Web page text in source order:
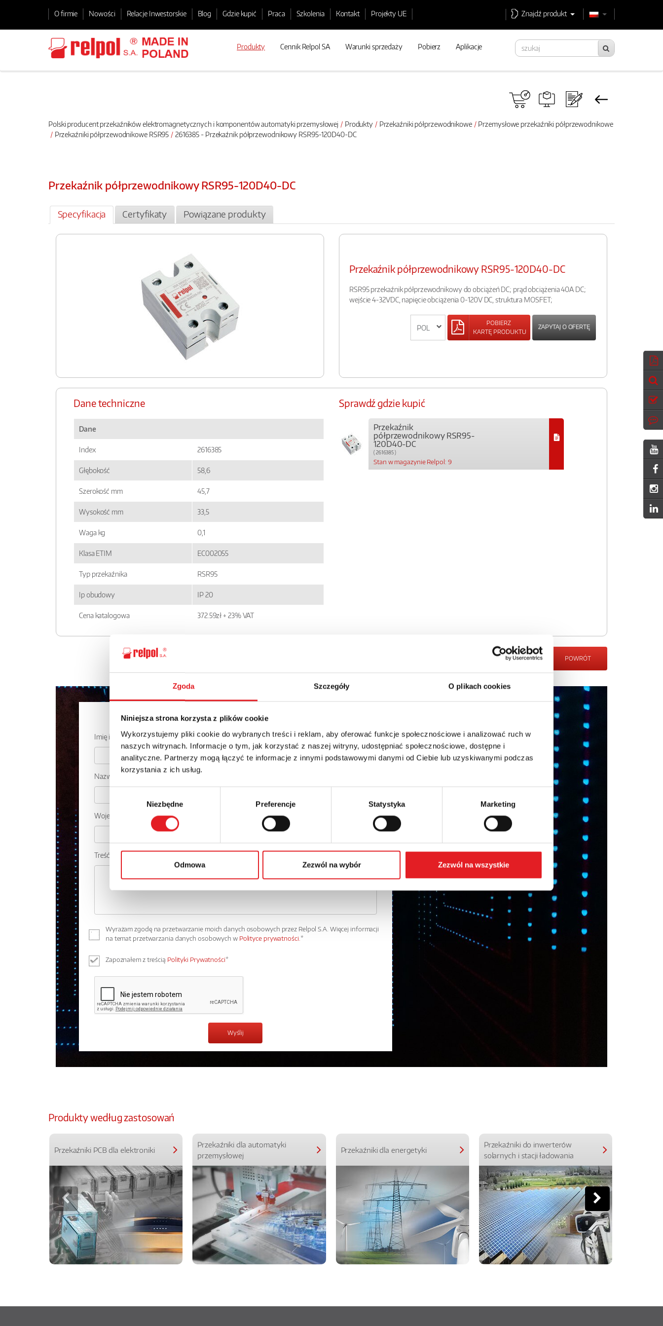
Zgoda Szczegóły O plikach cookies
Niniejsza strona korzysta z plików cookie
Wykorzystujemy pliki cookie do wybranych treści i reklam, aby oferować funkcje społecznościowe i analizować ruch w
naszych witrynach. Informacje o tym, jak korzystać z naszej witryny, udostępniać społecznościowe, dostępne i
analityczne. Partnerzy mogą łączyć te informacje z innymi podstawowymi danymi od Ciebie lub uzyskiwanymi podczas
korzystania z ich usług.
zgody
Niezbędne Preferencje Statystyka Marketing
Odmowa Zezwól na wybór Zezwól na wszystkie
O firmie Nowości Relacje Inwestorskie Blog Gdzie kupić Praca Szkolenia Kontakt Projekty UE Znajdź produkt
Produkty Cennik Relpol SA Warunki sprzedaży Pobierz Aplikacje
Polski producent przekaźników elektromagnetycznych i komponentów automatyki przemysłowej Produkty Przekaźniki półprzewodnikowe
Przemysłowe przekaźniki półprzewodnikowe
Przekaźniki półprzewodnikowe RSR95
2616385 - Przekaźnik półprzewodnikowy RSR95-120D40-DC
Przekaźnik półprzewodnikowy RSR95-120D40-DC
Specyfikacja Certyfikaty Powiązane produkty
Przekaźnik półprzewodnikowy RSR95-120D40-DC
RSR95 przekaźnik półprzewodnikowy do obciążeń DC; prąd obciążenia 40A DC;
wejście 4-32VDC, napięcie obciążenia 0-120V DC, struktura MOSFET;
POBIERZ
KARTĘ PRODUKTU
ZAPYTAJ O OFERTĘ
Dane techniczne
Dane
Index 2616385
Głębokość 58,6
Szerokość mm 45,7
Wysokość mm 33,5
Waga kg 0,1
Klasa ETIM EC002055
Typ przekaźnika RSR95
Ip obudowy IP 20
Cena katalogowa 372.59zł + 23% VAT
Sprawdź gdzie kupić
Przekaźnik
półprzewodnikowy RSR95-
120D40-DC
( 2616385 )
Stan w magazynie Relpol: 9
POWRÓT
Zapytaj o szczegóły oferty
Imię i nazwisko: * Adres e-mail: *
Nazwa firmy:
Województwo:
Treść: *
Wyrażam zgodę na przetwarzanie moich danych osobowych przez Relpol S.A. Więcej informacji
na temat przetwarzania danych osobowych w Polityce prywatności.*
Zapoznałem z treścią Polityki Prywatności*
Produkty według zastosowań
Przekaźniki PCB dla elektroniki
Przekaźniki dla automatyki
przemysłowej
Przekaźniki dla energetyki
Przekaźniki do inwerterów
solarnych i stacji ładowania